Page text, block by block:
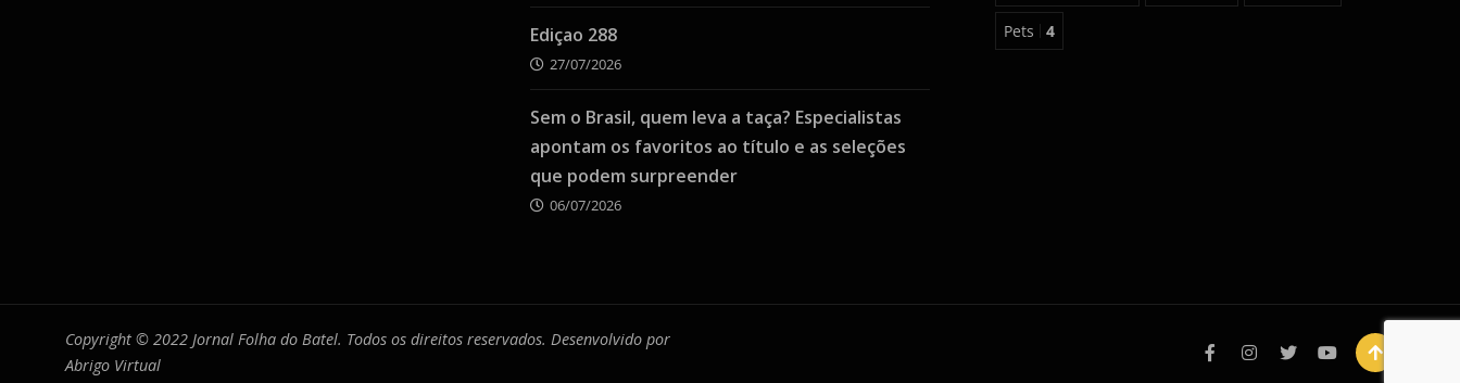
Ediçao 288
27/07/2026
Sem o Brasil, quem leva a taça? Especialistas
apontam os favoritos ao título e as seleções
que podem surpreender
06/07/2026
Pets 4
Copyright © 2022 Jornal Folha do Batel. Todos os direitos reservados. Desenvolvido por
Abrigo Virtual